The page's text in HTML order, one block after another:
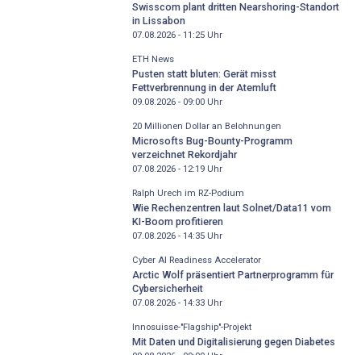
Swisscom plant dritten Nearshoring-Standort
in Lissabon
07.08.2026 - 11:25Uhr
ETH News
Pusten statt bluten: Gerät misst
Fettverbrennung in der Atemluft
09.08.2026 - 09:00Uhr
20 Millionen Dollar an Belohnungen
Microsofts Bug-Bounty-Programm
verzeichnet Rekordjahr
07.08.2026 - 12:19Uhr
Ralph Urech im RZ-Podium
Wie Rechenzentren laut Solnet/Data11 vom
KI-Boom profitieren
07.08.2026 - 14:35Uhr
Cyber AI Readiness Accelerator
Arctic Wolf präsentiert Partnerprogramm für
Cybersicherheit
07.08.2026 - 14:33Uhr
Innosuisse-"Flagship"-Projekt
Mit Daten und Digitalisierung gegen Diabetes